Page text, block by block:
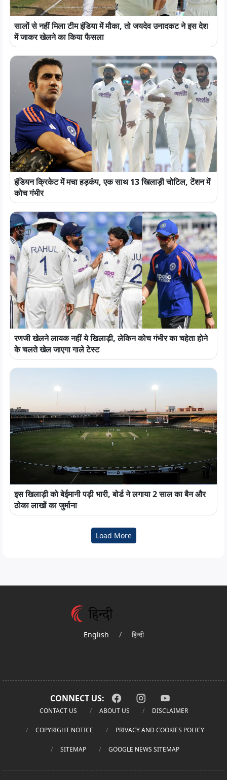
सालों से नहीं मिला टीम इंडिया में मौका, तो जयदेव उनादकट ने इस देश
में जाकर खेलने का किया फैसला
इंडियन क्रिकेट में मचा हड़कंप, एक साथ 13 खिलाड़ी चोटिल, टेंशन में
कोच गंभीर
रणजी खेलने लायक नहीं ये खिलाड़ी, लेकिन कोच गंभीर का चहेता होने
के चलते खेल जाएगा गाले टेस्ट
इस खिलाड़ी को बेईमानी पड़ी भारी, बोर्ड ने लगाया 2 साल का बैन और
ठोका लाखों का जुर्माना
Load More
English / हिन्दी
CONNECT US:
CONTACT US ABOUT US DISCLAIMER
COPYRIGHT NOTICE PRIVACY AND COOKIES POLICY
SITEMAP GOOGLE NEWS SITEMAP